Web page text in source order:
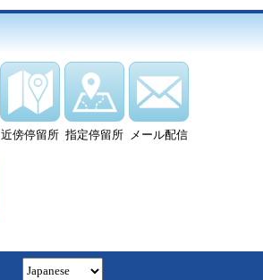
近傍停留所 指定停留所 メール配信